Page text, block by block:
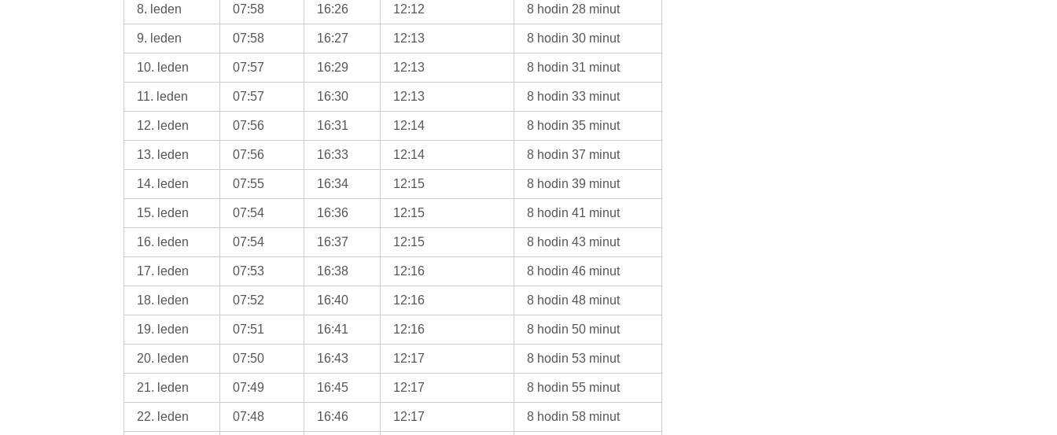
8. leden 07:58 16:26 12:12 8 hodin 28 minut
9. leden 07:58 16:27 12:13 8 hodin 30 minut
10. leden 07:57 16:29 12:13 8 hodin 31 minut
11. leden 07:57 16:30 12:13 8 hodin 33 minut
12. leden 07:56 16:31 12:14 8 hodin 35 minut
13. leden 07:56 16:33 12:14 8 hodin 37 minut
14. leden 07:55 16:34 12:15 8 hodin 39 minut
15. leden 07:54 16:36 12:15 8 hodin 41 minut
16. leden 07:54 16:37 12:15 8 hodin 43 minut
17. leden 07:53 16:38 12:16 8 hodin 46 minut
18. leden 07:52 16:40 12:16 8 hodin 48 minut
19. leden 07:51 16:41 12:16 8 hodin 50 minut
20. leden 07:50 16:43 12:17 8 hodin 53 minut
21. leden 07:49 16:45 12:17 8 hodin 55 minut
22. leden 07:48 16:46 12:17 8 hodin 58 minut